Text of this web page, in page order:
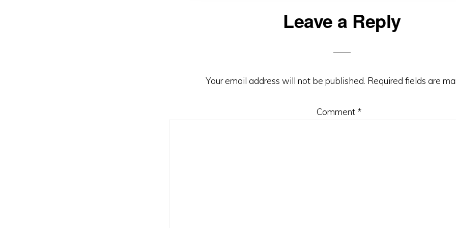
Leave a Reply
Your email address will not be published. Required fields are
Comment *